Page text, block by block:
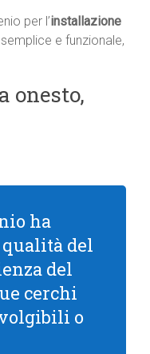
per l’installazione
e funzionale,
onesto,
ha
del
del
cerchi
o